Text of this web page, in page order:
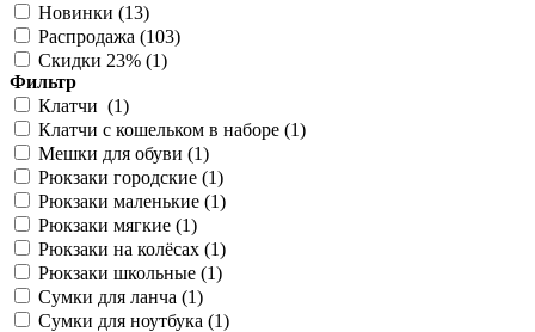
Новинки (13)
Распродажа (103)
Скидки 23% (1)
Фильтр
Клатчи (1)
Клатчи с кошельком в наборе (1)
Мешки для обуви (1)
Рюкзаки городские (1)
Рюкзаки маленькие (1)
Рюкзаки мягкие (1)
Рюкзаки на колёсах (1)
Рюкзаки школьные (1)
Сумки для ланча (1)
Сумки для ноутбука (1)